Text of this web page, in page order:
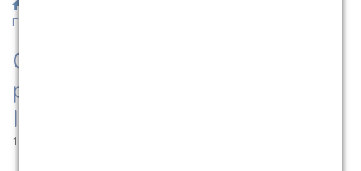
Educação Infantil
CCSLG promove formação a
profissionais de Educação
Infantil
18.05.2026 | 11:36